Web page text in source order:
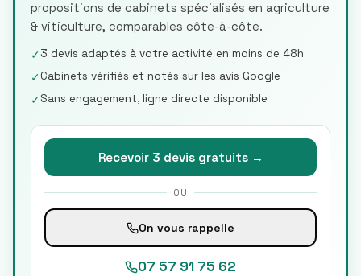
propositions de cabinets spécialisés en agriculture
& viticulture, comparables côte-à-côte.
✓3 devis adaptés à votre activité en moins de 48h
✓Cabinets vérifiés et notés sur les avis Google
✓Sans engagement, ligne directe disponible
Recevoir 3 devis gratuits →
OU
On vous rappelle
07 57 91 75 62